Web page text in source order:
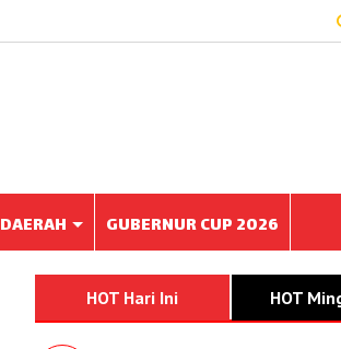
DAERAH GUBERNUR CUP 2026
HOT Hari Ini HOT